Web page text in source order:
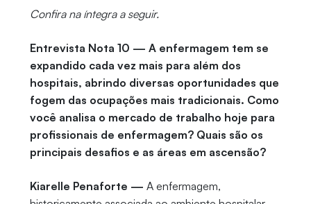
Confira na íntegra a seguir.
Entrevista Nota 10 — A enfermagem tem se
expandido cada vez mais para além dos
hospitais, abrindo diversas oportunidades que
fogem das ocupações mais tradicionais. Como
você analisa o mercado de trabalho hoje para
profissionais de enfermagem? Quais são os
principais desafios e as áreas em ascensão?
Kiarelle Penaforte — A enfermagem,